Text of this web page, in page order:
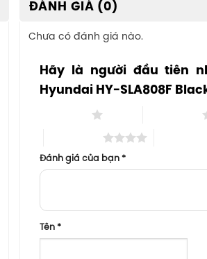
ĐÁNH GIÁ (0)
Chưa có đánh giá nào.
Hãy là người đầu tiên
Hyundai HY-SLA808F
Đánh giá của bạn*
Tên*